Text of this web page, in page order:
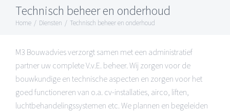
Technisch beheer en onderhoud
Home / Diensten / Technisch beheer en onderhoud
M3 Bouwadvies verzorgt samen met een administratief
partner uw complete V.v.E. beheer. Wij zorgen voor de
bouwkundige en technische aspecten en zorgen voor het
goed functioneren van o.a. cv-installaties, airco, liften,
luchtbehandelingssystemen etc. We plannen en begeleiden